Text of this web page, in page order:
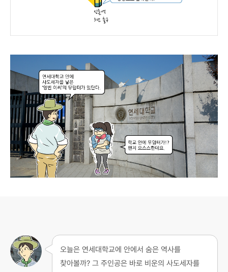
오늘은 연세대학교에 안에서 숨은 역사를
찾아볼까? 그 주인공은 바로 비운의 사도세자를